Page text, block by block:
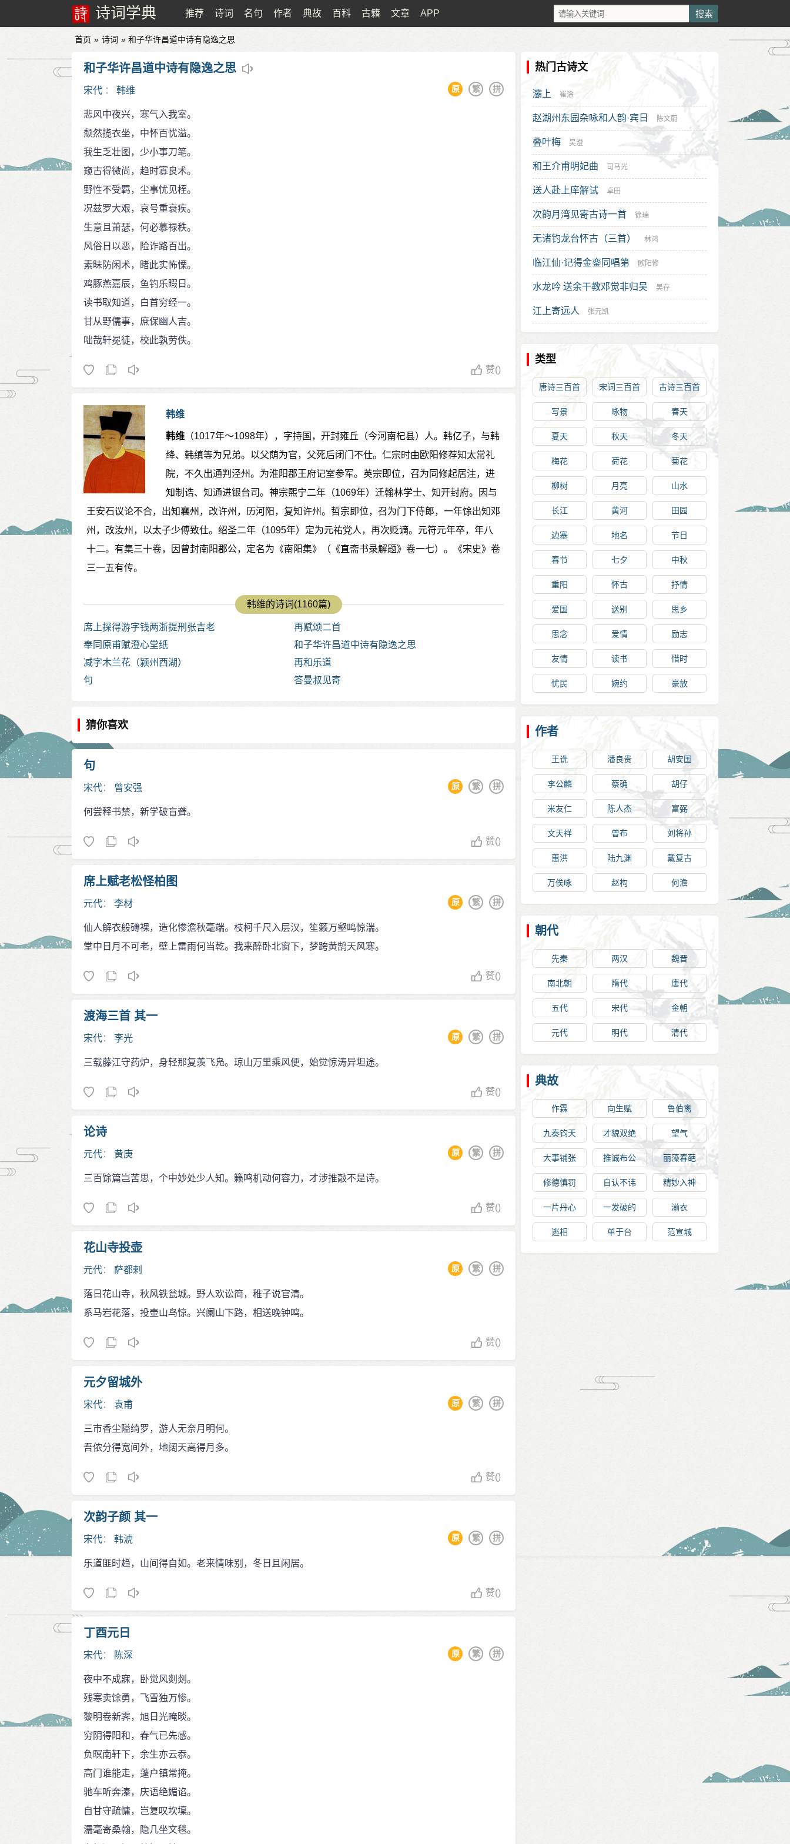
诗词学典 推荐 诗词 名句 作者 典故 百科 古籍 文章 APP
首页 » 诗词 » 和子华许昌道中诗有隐逸之思
和子华许昌道中诗有隐逸之思
宋代 ： 韩维 拼
繁
原
悲风中夜兴，寒气入我室。
颓然揽衣坐，中怀百忧溢。
我生乏壮图，少小事刀笔。
窥古得微尚，趋时寡良术。
野性不受羁，尘事忧见桎。
况兹罗大艰，哀号重衰疾。
生意且萧瑟，何必慕禄秩。
风俗日以恶，险诈路百出。
素昧防闲术，睹此实怖慄。
鸡豚燕嘉辰，鱼钓乐暇日。
读书取知道，白首穷经一。
甘从野儒事，庶保幽人吉。
咄哉轩冕徒，校此孰劳佚。
赞()
韩维
韩维 （1017年～1098年），字持国，开封雍丘（今河南杞县）人。韩亿子，与韩
绛、韩缜等为兄弟。以父荫为官，父死后闭门不仕。仁宗时由欧阳修荐知太常礼
院，不久出通判泾州。为淮阳郡王府记室参军。英宗即位，召为同修起居注，进
知制诰、知通进银台司。神宗熙宁二年（1069年）迁翰林学士、知开封府。因与
王安石议论不合，出知襄州，改许州，历河阳，复知许州。哲宗即位，召为门下侍郎，一年馀出知邓
州，改汝州，以太子少傅致仕。绍圣二年（1095年）定为元祐党人，再次贬谪。元符元年卒，年八
十二。有集三十卷，因曾封南阳郡公，定名为《南阳集》（《直斋书录解题》卷一七）。《宋史》卷
三一五有传。
韩维的诗词(1160篇)
席上探得游字钱两浙提刑张吉老
再赋颂二首
奉同原甫赋澄心堂纸
和子华许昌道中诗有隐逸之思
减字木兰花（颍州西湖）
再和乐道
句
答曼叔见寄
猜你喜欢
句
宋代： 曾安强 拼
繁
原
何尝释书禁，新学破盲聋。
赞()
席上赋老松怪柏图
元代： 李材 拼
繁
原
仙人解衣般礡裸，造化惨澹秋毫端。枝柯千尺入层汉，笙籁万壑鸣惊湍。
堂中日月不可老，壁上雷雨何当乾。我来醉卧北窗下，梦跨黄鹄天风寒。
赞()
渡海三首 其一
宋代： 李光 拼
繁
原
三载藤江守药炉，身轻那复羡飞凫。琼山万里乘风便，始觉惊涛异坦途。
赞()
论诗
元代： 黄庚 拼
繁
原
三百馀篇岂苦思，个中妙处少人知。籁鸣机动何容力，才涉推敲不是诗。
赞()
花山寺投壶
元代： 萨都剌 拼
繁
原
落日花山寺，秋风铁瓮城。野人欢讼简，稚子说官清。
系马岩花落，投壶山鸟惊。兴阑山下路，相送晚钟鸣。
赞()
元夕留城外
宋代： 袁甫 拼
繁
原
三市香尘隘绮罗，游人无奈月明何。
吾侬分得宽间外，地阔天高得月多。
赞()
次韵子颜 其一
宋代： 韩淲 拼
繁
原
乐道匪时趋，山间得自如。老来情味别，冬日且闲居。
赞()
丁酉元日
宋代： 陈深 拼
繁
原
夜中不成寐，卧觉风剡剡。
残寒卖馀勇，飞雪独万惨。
黎明卷新霁，旭日光晻晱。
穷阴得阳和，春气已先感。
负暝南轩下，余生亦云忝。
高门谁能走，蓬户镇常掩。
驰车听奔溱，庆语绝媚谄。
自甘守疏慵，岂复叹坎壈。
濡毫寄桑翰，隐几坐文毯。
热门古诗文
灞上 崔涂
赵湖州东园杂咏和人韵·宾日 陈文蔚
叠叶梅 吴澄
和王介甫明妃曲 司马光
送人赴上庠解试 卓田
次韵月湾见寄古诗一首 徐瑞
无诸钓龙台怀古（三首） 林鸿
临江仙·记得金銮同唱第 欧阳修
水龙吟 送余干教邓觉非归吴 吴存
江上寄远人 张元凯
类型
唐诗三百首 宋词三百首 古诗三百首
写景 咏物 春天
夏天 秋天 冬天
梅花 荷花 菊花
柳树 月亮 山水
长江 黄河 田园
边塞 地名 节日
春节 七夕 中秋
重阳 怀古 抒情
爱国 送别 思乡
思念 爱情 励志
友情 读书 惜时
忧民 婉约 豪放
作者
王诜 潘良贵 胡安国
李公麟 蔡确 胡仔
米友仁 陈人杰 富弼
文天祥 曾布 刘将孙
惠洪 陆九渊 戴复古
万俟咏 赵构 何澹
朝代
先秦 两汉 魏晋
南北朝 隋代 唐代
五代 宋代 金朝
元代 明代 清代
典故
作霖 向生赋 鲁伯禽
九奏钧天 才貌双绝 望气
大事铺张 推诚布公 丽藻春葩
修德慎罚 自认不讳 精妙入神
一片丹心 一发破的 湔衣
逃相 单于台 范宣城